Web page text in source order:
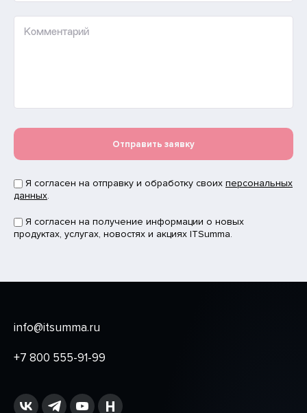
Комментарий
Отправить заявку
Я согласен на отправку и обработку своих персональных
данных.
Я согласен на получение информации о новых
продуктах, услугах, новостях и акциях ITSumma.
info@itsumma.ru
+7 800 555-91-99